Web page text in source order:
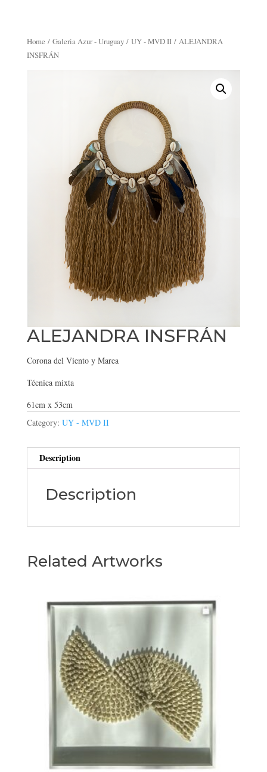
Home / Galeria Azur - Uruguay/ UY - MVD II/ ALEJANDRA
INSFRÁN
ALEJANDRA INSFRÁN
Corona del Viento y Marea
Técnica mixta
61cm x 53cm
Category: UY - MVD II
Description
Description
Related Artworks